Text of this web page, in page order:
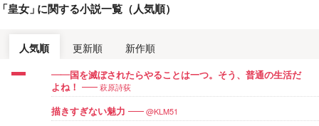
皇女 」に関する小説一覧（人気順）
人気順 更新順 新作順
――国を滅ぼされたらやることは一つ。そう、普通の生活だ
よね！
萩原詩荻
描きすぎない魅力 @KLM51